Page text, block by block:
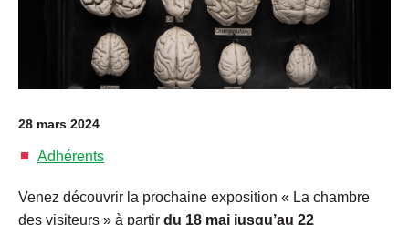
28 mars 2024
Adhérents
Venez découvrir la prochaine exposition « La chambre
des visiteurs » à partir du 18 mai jusqu’au 22